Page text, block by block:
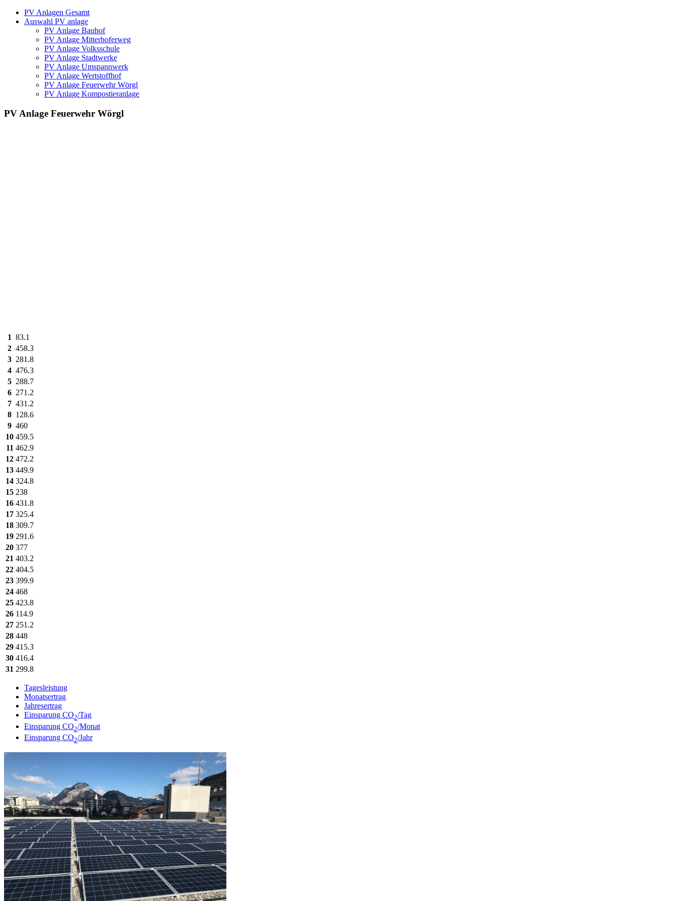
PV Anlagen Gesamt
Auswahl PV anlage
PV Anlage Bauhof
PV Anlage Mitterhoferweg
PV Anlage Volksschule
PV Anlage Stadtwerke
PV Anlage Umspannwerk
PV Anlage Wertstoffhof
PV Anlage Feuerwehr Wörgl
PV Anlage Kompostieranlage
PV Anlage Feuerwehr Wörgl
1 83.1
2 458.3
3 281.8
4 476.3
5 288.7
6 271.2
7 431.2
8 128.6
9 460
10 459.5
11 462.9
12 472.2
13 449.9
14 324.8
15 238
16 431.8
17 325.4
18 309.7
19 291.6
20 377
21 403.2
22 404.5
23 399.9
24 468
25 423.8
26 114.9
27 251.2
28 448
29 415.3
30 416.4
31 299.8
Tagesleistung
Monatsertrag
Jahresertrag
Einsparung CO2/Tag
Einsparung CO2/Monat
Einsparung CO2/Jahr